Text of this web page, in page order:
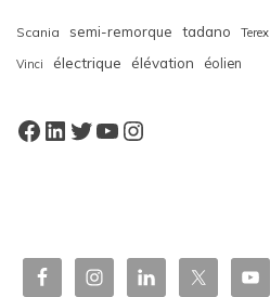
Scania semi-remorque tadano Terex
Vinci électrique élévation éolien
Facebook
LinkedIn
Twitter
YouTube
Instagram